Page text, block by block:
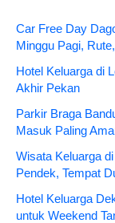
Car Free Day
Minggu Pagi,
Hotel Keluarga di
Akhir Pekan
Parkir Braga
Masuk Paling
Wisata Keluarga
Pendek, Tempat
Hotel Keluarga
untuk Weekend